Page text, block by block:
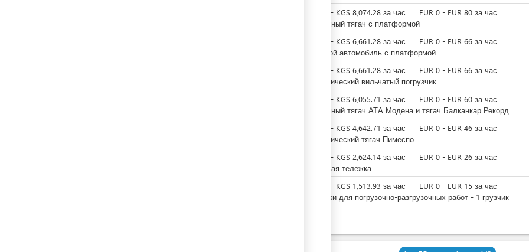
- KGS 8,074.28 за час EUR 0 - EUR 80 за час
Дизельный тягач с платформой
- KGS 6,661.28 за час EUR 0 - EUR 66 за час
Грузовой автомобиль с платформой
- KGS 6,661.28 за час EUR 0 - EUR 66 за час
Электрический вильчатый погрузчик
- KGS 6,055.71 за час EUR 0 - EUR 60 за час
Дизельный тягач АТА Модена и тягач Балканкар Рекорд
- KGS 4,642.71 за час EUR 0 - EUR 46 за час
Электрический тягач Пимеспо
- KGS 2,624.14 за час EUR 0 - EUR 26 за час
Багажная тележка
- KGS 1,513.93 за час EUR 0 - EUR 15 за час
Грузчики для погрузочно-разгрузочных работ - 1 грузчик